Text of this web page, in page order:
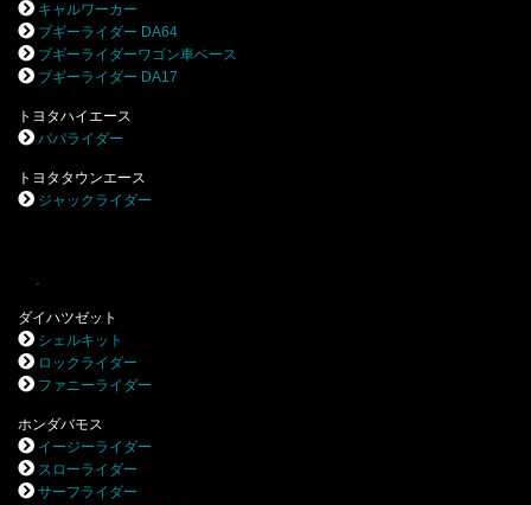
キャルワーカー
ブギーライダー DA64
ブギーライダーワゴン車ベース
ブギーライダー DA17
トヨタハイエース
パパライダー
トヨタタウンエース
ジャックライダー
.
ダイハツゼット
シェルキット
ロックライダー
ファニーライダー
ホンダバモス
イージーライダー
スローライダー
サーフライダー